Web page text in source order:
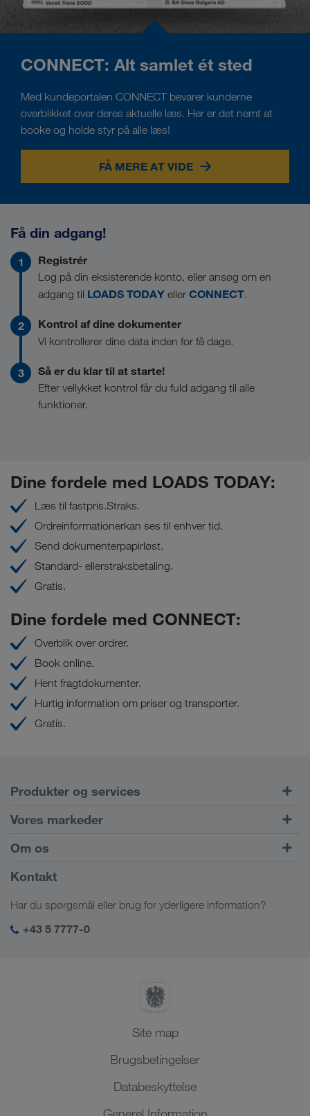
CONNECT: Alt samlet ét sted
Med kundeportalen CONNECT bevarer kunderne
overblikket over deres aktuelle læs. Her er det nemt at
booke og holde styr på alle læs!
FÅ MERE AT VIDE
Få din adgang!
Registrér
Log på din eksisterende konto, eller ansøg om en
adgang til LOADS TODAY eller CONNECT.
Kontrol af dine dokumenter
Vi kontrollerer dine data inden for få dage.
Så er du klar til at starte!
Efter vellykket kontrol får du fuld adgang til alle
funktioner.
Dine fordele med LOADS TODAY:
Læs til fastpris.Straks.
Ordreinformationerkan ses til enhver tid.
Send dokumenterpapirløst.
Standard- ellerstraksbetaling.
Gratis.
Dine fordele med CONNECT:
Overblik over ordrer.
Book online.
Hent fragtdokumenter.
Hurtig information om priser og transporter.
Gratis.
Produkter og services
Vejtransport
Kundeportal CONNECT
Digitale løsninger
Brancheløsninger
Vores markeder
Europa
Kaukasus
Centralasien
Mellemøsten
Om os
Virksomhedsinformation
Socialt ansvar
SHEQ-management
Kontakt
Har du spørgsmål eller brug for yderligere information?
+43 5 7777-0
Site map
Brugsbetingelser
Databeskyttelse